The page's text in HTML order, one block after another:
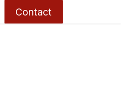
Contact